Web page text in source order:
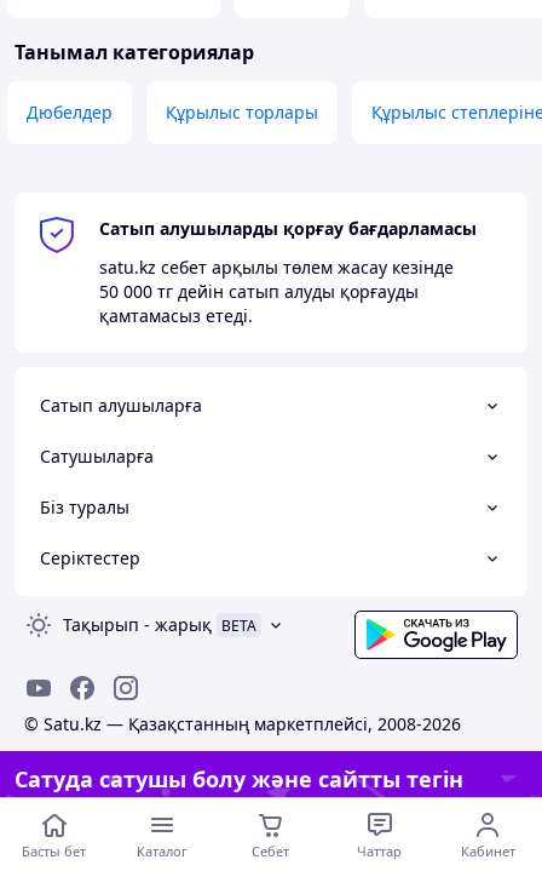
Танымал категориялар
Дюбелдер Құрылыс торлары Құрылыс
Сатып алушыларды қорғау бағдарламасы
satu.kz себет арқылы төлем жасау кезінде
50 000 тг дейін сатып алуды қорғауды
қамтамасыз етеді.
Сатып алушыларға
Сатушыларға
Біз туралы
Серіктестер
Тақырып - жарық BETA
© Satu.kz — Қазақстанның маркетплейсі, 2008-2026
Сатуда сатушы болу және сайтты тегін
жасау
Сайт жасау
Басты бет Каталог Себет Чаттар Кабинет